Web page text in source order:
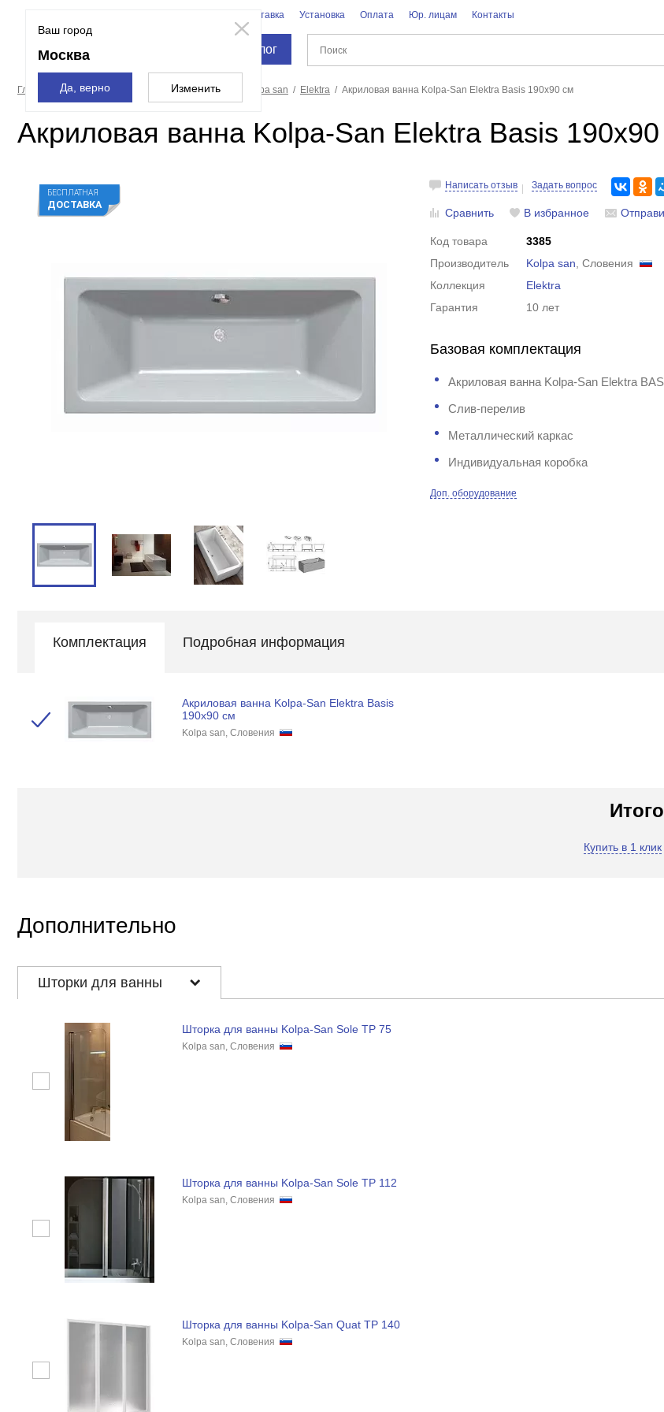
Ваш город
Москва
Да, верно Изменить
Доставка Установка Оплата Юр. лицам Контакты
Каталог
Главная страница Акриловые ванны Kolpa san Elektra Акриловая ванна Kolpa-San Elektra Basis 190x90 см
Акриловая ванна Kolpa-San Elektra Basis
БЕСПЛАТНАЯ
ДОСТАВКА
Написать отзыв Задать вопрос
Сравнить В избранное
Код товара
3385
Производитель
Kolpa san , Словения
Коллекция
Elektra
Гарантия
10 лет
Базовая комплектация
Акриловая ванна Kolpa-San Elektra
Слив-перелив
Металлический каркас
Индивидуальная коробка
Доп. оборудование
Комплектация Подробная информация
Акриловая ванна Kolpa-San Elektra Basis
190x90 см
Kolpa san, Словения
Купить в 1 клик
Дополнительно
Шторки для ванны
Шторка для ванны Kolpa-San Sole TP 75
Kolpa san, Словения
Шторка для ванны Kolpa-San Sole TP 112
Kolpa san, Словения
Шторка для ванны Kolpa-San Quat TP 140
Kolpa san, Словения